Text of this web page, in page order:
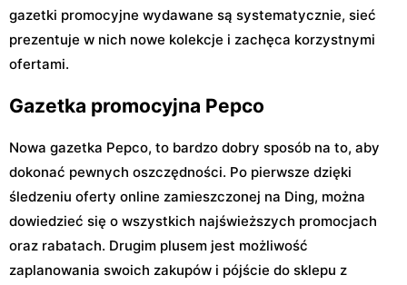
gazetki promocyjne wydawane są systematycznie, sieć
prezentuje w nich nowe kolekcje i zachęca korzystnymi
ofertami.
Gazetka promocyjna Pepco
Nowa gazetka Pepco, to bardzo dobry sposób na to, aby
dokonać pewnych oszczędności. Po pierwsze dzięki
śledzeniu oferty online zamieszczonej na Ding, można
dowiedzieć się o wszystkich najświeższych promocjach
oraz rabatach. Drugim plusem jest możliwość
zaplanowania swoich zakupów i pójście do sklepu z